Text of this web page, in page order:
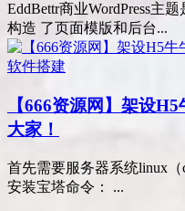
EddBettr商业WordPress主
构造 了页面模版和后台...
软件搭建
【666资源网】架设
大家！
首先需要服务器系统linux（
安装宝塔命令： ...